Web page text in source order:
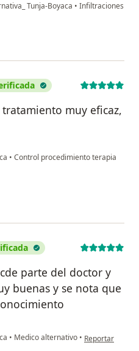
Tunja-Boyaca • Infiltraciones
Laverde
muy eficaz,
• Control procedimiento terapia
parte del doctor y
buenas y se nota que
• Medico alternativo • en opinión del
Reportar